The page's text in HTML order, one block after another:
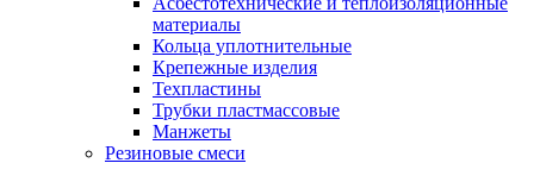
материалы
Кольца уплотнительные
Крепежные изделия
Техпластины
Трубки пластмассовые
Манжеты
Резиновые смеси